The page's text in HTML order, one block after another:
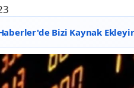
Bizi Kaynak